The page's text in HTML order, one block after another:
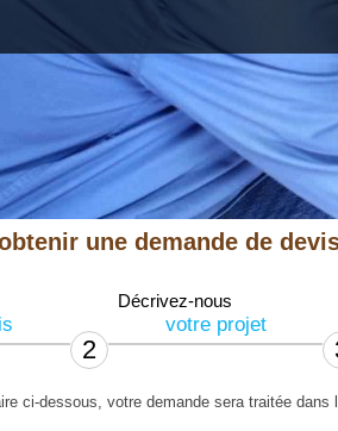
une demande de
2
Décrivez-nous
votre projet
ci-dessous, votre demande sera traitée dans